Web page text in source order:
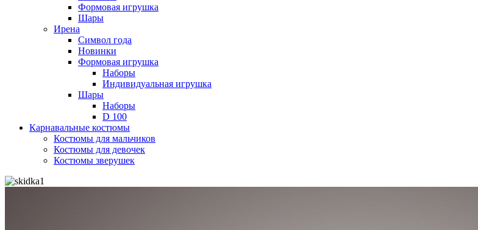
Формовая игрушка
Шары
Ирена
Символ года
Новинки
Формовая игрушка
Наборы
Индивидуальная игрушка
Шары
Наборы
D 100
Карнавальные костюмы
Костюмы для мальчиков
Костюмы для девочек
Костюмы зверушек